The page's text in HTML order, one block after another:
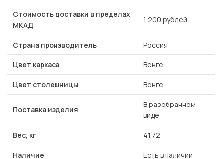
Стоимость доставки в пределах
МКАД
1 200 рублей
Страна производитель Россия
Цвет каркаса Венге
Цвет столешницы Венге
Поставка изделия
В разобранном
виде
Вес, кг 41.72
Наличие Есть в наличии